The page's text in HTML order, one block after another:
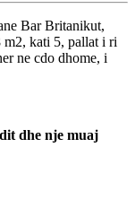
Bar Britanikut,
m2, kati 5, pallat i ri
ne cdo dhome, i
dhe nje muaj